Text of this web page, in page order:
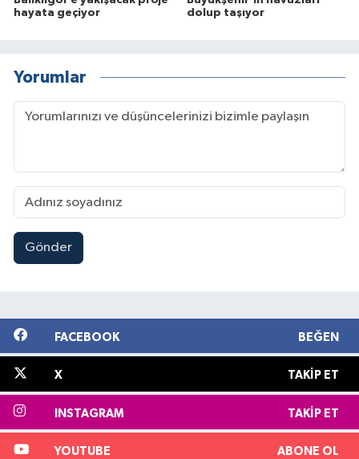
hayata geçiyor
dolup taşıyor
Yorumlar
Gönder
FACEBOOK BEĞEN
X TAKIP ET
INSTAGRAM TAKIP ET
YOUTUBE ABONE OL